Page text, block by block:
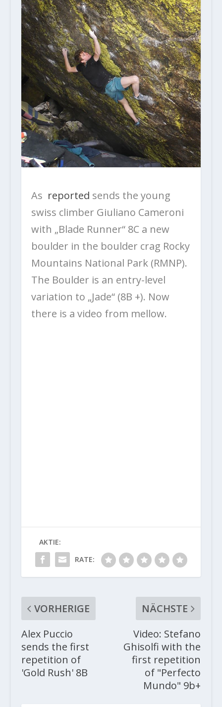
As reported sends the young
swiss climber Giuliano Cameroni
with „Blade Runner“ 8C a new
boulder in the boulder crag Rocky
Mountains National Park (RMNP).
The Boulder is an entry-level
variation to „Jade“ (8B +). Now
there is a video from mellow.
AKTIE:
RATE:
VORHERIGE
Alex Puccio
sends the first
repetition of
'Gold Rush' 8B
NÄCHSTE
Video: Stefano
Ghisolfi with the
first repetition
of "Perfecto
Mundo" 9b+